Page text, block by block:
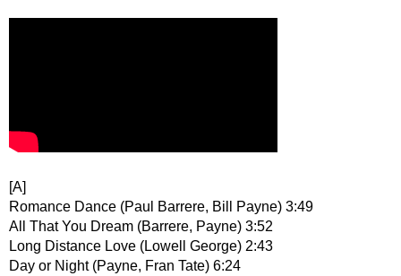
[A]
Romance Dance (Paul Barrere, Bill Payne) 3:49
All That You Dream (Barrere, Payne) 3:52
Long Distance Love (Lowell George) 2:43
Day or Night (Payne, Fran Tate) 6:24